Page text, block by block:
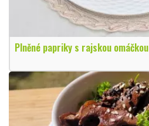
Plněné papriky s rajskou omáčkou